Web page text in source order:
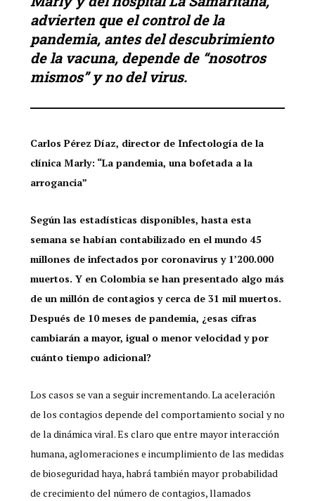
advierten que el control de la
pandemia, antes del descubrimiento
de la vacuna, depende de “nosotros
mismos” y no del virus.
Carlos Pérez Díaz, director de Infectología de la
clínica Marly: “La pandemia, una bofetada a la
arrogancia”
Según las estadísticas disponibles, hasta esta
semana se habían contabilizado en el mundo 45
millones de infectados por coronavirus y 1’200.000
muertos. Y en Colombia se han presentado algo más
de un millón de contagios y cerca de 31 mil muertos.
Después de 10 meses de pandemia, ¿esas cifras
cambiarán a mayor, igual o menor velocidad y por
cuánto tiempo adicional?
Los casos se van a seguir incrementando. La aceleración
de los contagios depende del comportamiento social y no
de la dinámica viral. Es claro que entre mayor interacción
humana, aglomeraciones e incumplimiento de las medidas
de bioseguridad haya, habrá también mayor probabilidad
de crecimiento del número de contagios, llamados